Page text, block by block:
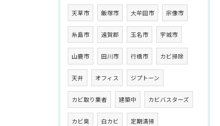
天草市 飯塚市 大牟田市 宗像市
糸島市 遠賀郡 玉名市 宇城市
山鹿市 田川市 行橋市 カビ掃除
天井 オフィス ジプトーン
カビ取り業者 建築中 カビバスターズ
カビ臭 白カビ 定期清掃